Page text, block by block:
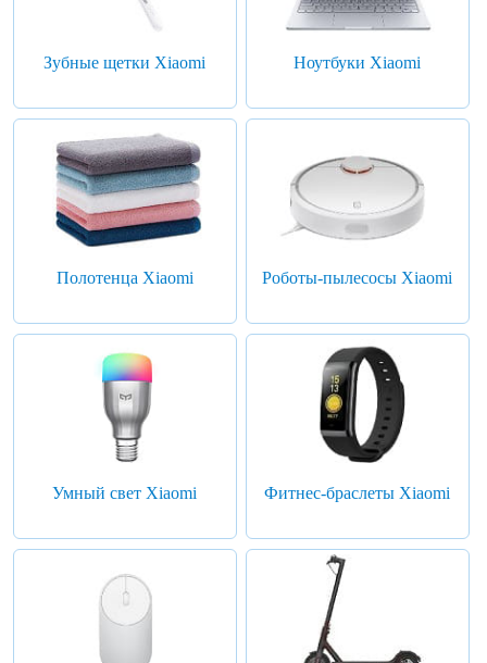
Зубные щетки Xiaomi Ноутбуки Xiaomi
Полотенца Xiaomi Роботы-пылесосы Xiaomi
Умный свет Xiaomi Фитнес-браслеты Xiaomi